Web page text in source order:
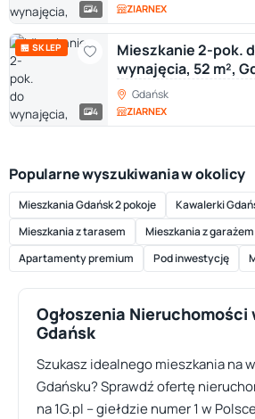
4 ZIARNEX
🏪 SKLEP
4
Mieszkanie 2-pok.
wynajęcia, 52 m²,
Gdańsk
ZIARNEX
Popularne wyszukiwania w okolicy
Mieszkania Gdańsk 2 pokoje Kawalerki
Mieszkania z tarasem
Mieszkania z garażem
Apartamenty premium
Pod inwestycję
Ogłoszenia Nieruchomości
Gdańsk
Szukasz idealnego mieszkania na
Gdańsku? Sprawdź ofertę
na 1G.pl – giełdzie numer 1 w